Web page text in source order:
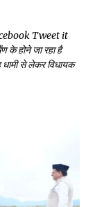
Tweet it
होने जा रहा है
से लेकर विधायक